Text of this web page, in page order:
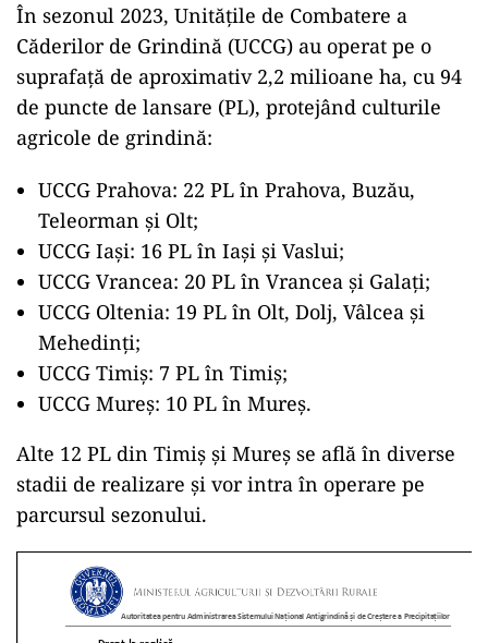
În sezonul 2023, Unitățile de Combatere a
Căderilor de Grindină (UCCG) au operat pe o
suprafață de aproximativ 2,2 milioane ha, cu 94
de puncte de lansare (PL), protejând culturile
agricole de grindină:
UCCG Prahova: 22 PL în Prahova, Buzău,
Teleorman și Olt;
UCCG Iași: 16 PL în Iași și Vaslui;
UCCG Vrancea: 20 PL în Vrancea și Galați;
UCCG Oltenia: 19 PL în Olt, Dolj, Vâlcea și
Mehedinți;
UCCG Timiș: 7 PL în Timiș;
UCCG Mureș: 10 PL în Mureș.
Alte 12 PL din Timiș și Mureș se află în diverse
stadii de realizare și vor intra în operare pe
parcursul sezonului.